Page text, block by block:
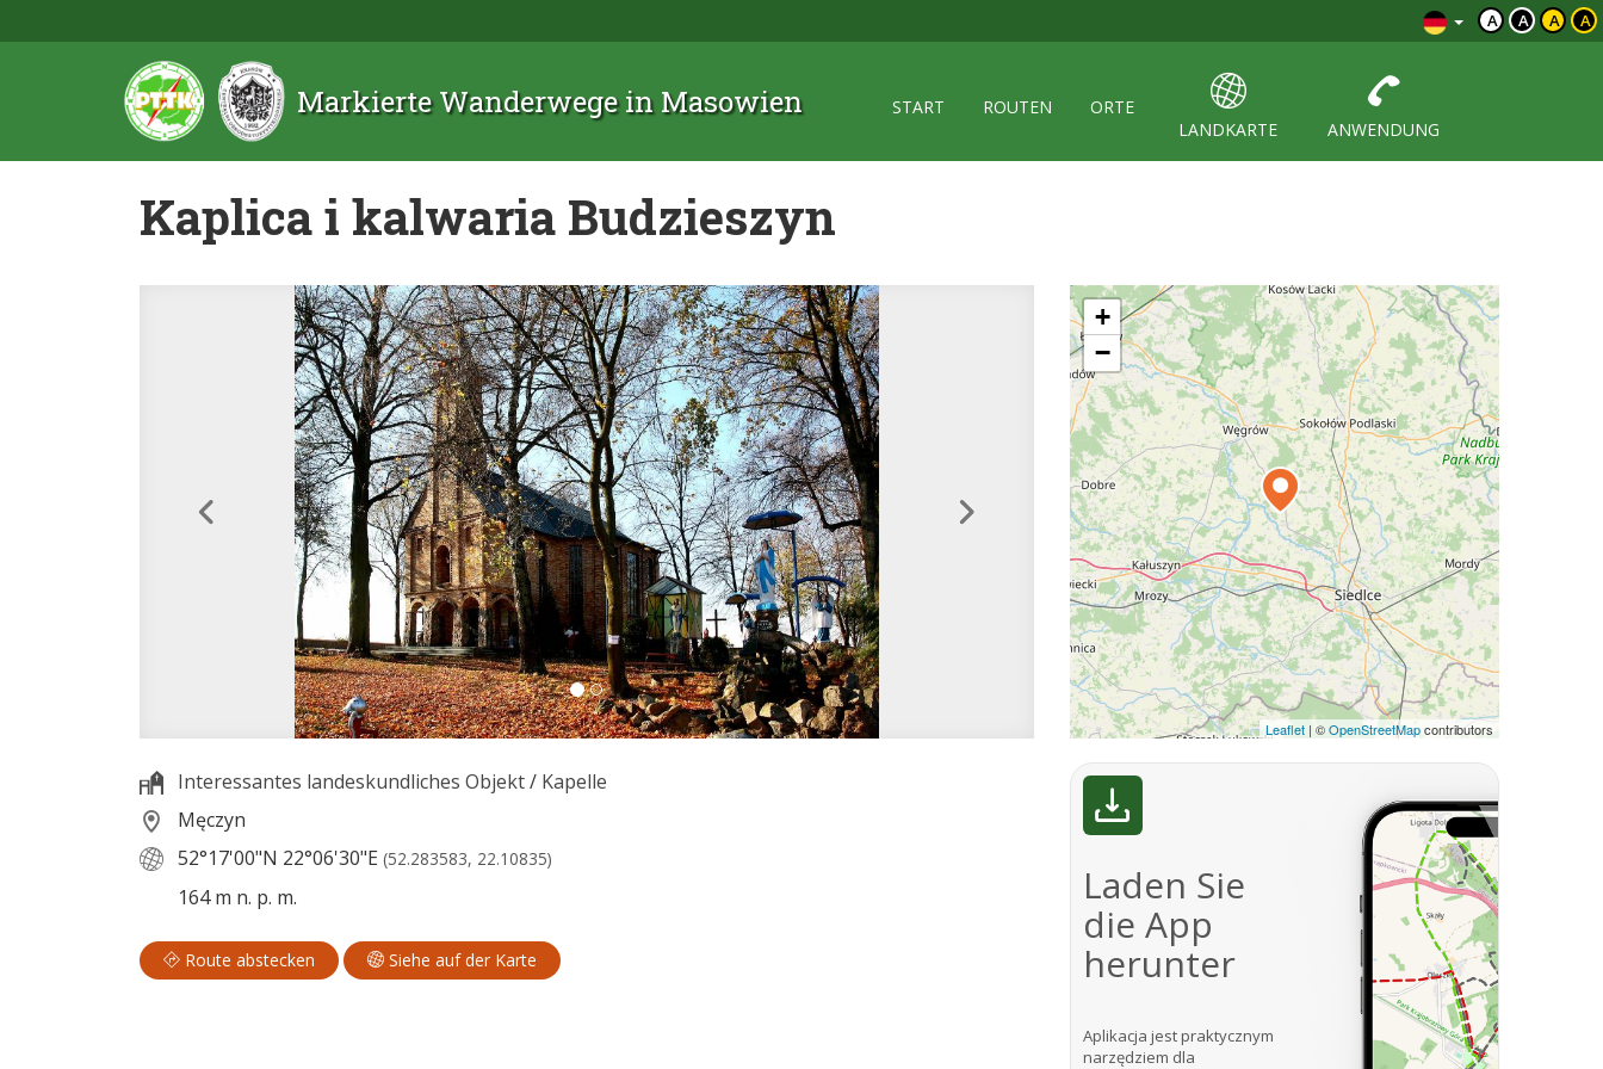
A A A A
Markierte Wanderwege in Masowien START ROUTEN
ORTE
LANDKARTE
ANWENDUNG
Kaplica i kalwaria Budzieszyn
Interessantes landeskundliches Objekt/ Kapelle
Męczyn
52°17'00"N 22°06'30"E (52.283583, 22.10835)
164 m n. p. m.
Route abstecken Siehe auf der Karte
+
−
Leaflet | ©OpenStreetMapcontributors
Laden Sie
die App
herunter
Aplikacja jest praktycznym
narzędziem dla